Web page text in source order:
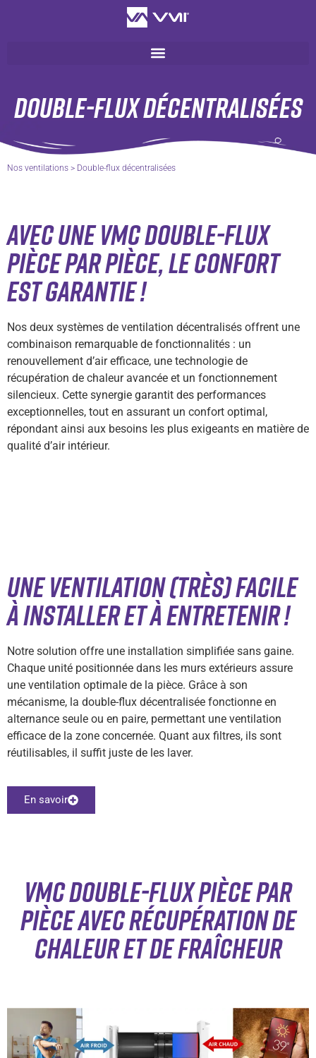
DOUBLE-FLUX DÉCENTRALISÉES
Nos ventilations > Double-flux décentralisées
Avec une VMC double-flux
pièce par pièce, le confort
est garantie !
Nos deux systèmes de ventilation décentralisés offrent une
combinaison remarquable de fonctionnalités : un
renouvellement d’air efficace, une technologie de
récupération de chaleur avancée et un fonctionnement
silencieux. Cette synergie garantit des performances
exceptionnelles, tout en assurant un confort optimal,
répondant ainsi aux besoins les plus exigeants en matière de
qualité d’air intérieur.
Une ventilation (très) facile
à installer et à entretenir !
Notre solution offre une installation simplifiée sans gaine.
Chaque unité positionnée dans les murs extérieurs assure
une ventilation optimale de la pièce. Grâce à son
mécanisme, la double-flux décentralisée fonctionne en
alternance seule ou en paire, permettant une ventilation
efficace de la zone concernée. Quant aux filtres, ils sont
réutilisables, il suffit juste de les laver.
En savoir
VMC Double-flux pièce par
pièce avec récupération de
chaleur et de fraîcheur